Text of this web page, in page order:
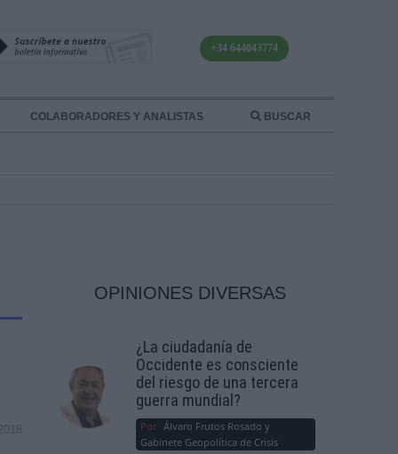
+34 644043774
COLABORADORES Y ANALISTAS BUSCAR
OPINIONES DIVERSAS
¿La ciudadanía de
Occidente es consciente
del riesgo de una tercera
guerra mundial?
Por Álvaro Frutos Rosado y
Gabinete Geopolítica de Crisis